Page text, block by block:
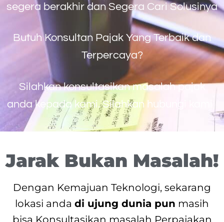
segera berakhir dan Segera Cari Solusinya
Butuh Konsultan Pajak Yang Terbaik dan
Terpercaya?
Silahkan konsultasikan masalah pajak
anda kepada kami. Silahkan hubungi kami
Jarak Bukan Masalah!
Dengan Kemajuan Teknologi, sekarang
lokasi anda di ujung dunia pun masih
bisa Konsultasikan masalah Perpajakan